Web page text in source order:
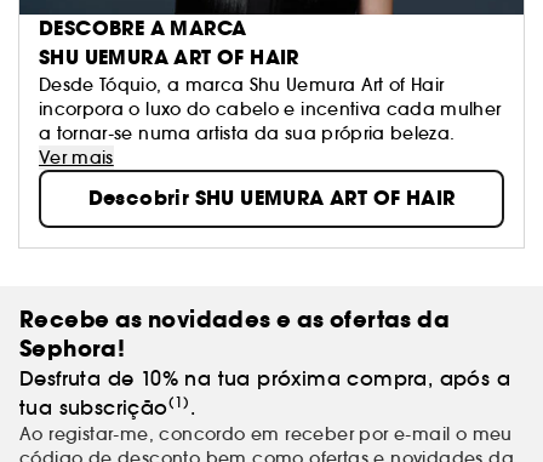
DESCOBRE A MARCA
SHU UEMURA ART OF HAIR
Desde Tóquio, a marca Shu Uemura Art of Hair
incorpora o luxo do cabelo e incentiva cada mulher
a tornar-se numa artista da sua própria beleza.
Ver mais
Descobrir SHU UEMURA ART OF HAIR
Recebe as novidades e as ofertas da
Sephora!
Desfruta de 10% na tua próxima compra, após a
tua subscrição(1) .
Ao registar-me, concordo em receber por e-mail o meu